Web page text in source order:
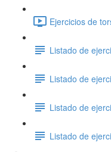
Ejercicios de
Listado de
Listado de
Listado de
Listado de